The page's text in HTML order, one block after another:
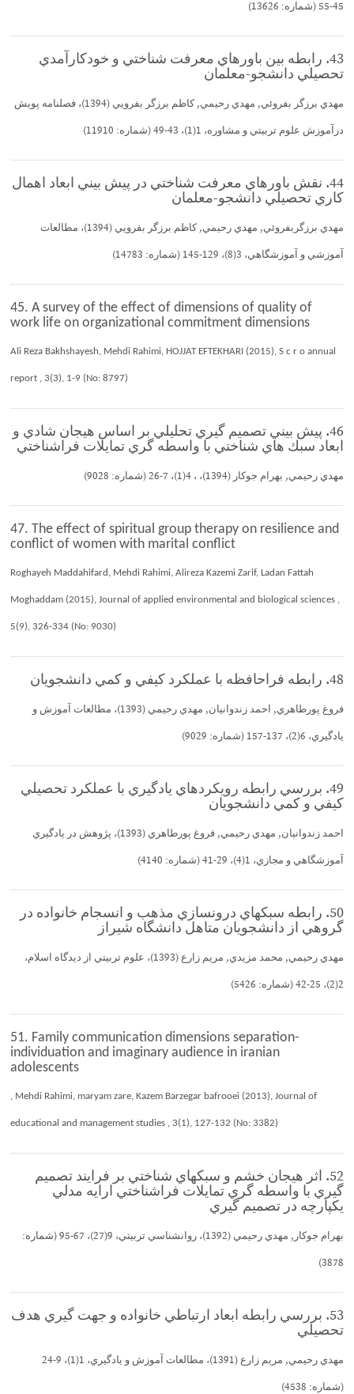
45-55 (شماره: 13626)
43. رابطه بين باورهاي معرفت شناختي و خودكارآمدي
تحصيلي دانشجو-معلمان
مهدي برزگر بفروئي, مهدي رحيمي, كاظم برزگر بفرويي (1394)، فصلنامه پويش
درآموزش علوم تربيتي و مشاوره، 1(1)، 43-49 (شماره: 11910)
44. نقش باورهاي معرفت شناختي در پيش بيني ابعاد اهمال
كاري تحصيلي دانشجو-معلمان
مهدي برزگربفروئي, مهدي رحيمي, كاظم برزگر بفرويي (1394)، مطالعات
آموزشي و آموزشگاهي، 3(8)، 129-145 (شماره: 14783)
45. A survey of the effect of dimensions of quality of
work life on organizational commitment dimensions
Ali Reza Bakhshayesh, Mehdi Rahimi, HOJJAT EFTEKHARI (2015), S c r o annual
report , 3(3), 1-9 (No: 8797)
46. پيش بيني تصميم گيري تحليلي بر اساس هيجان شادي و
ابعاد سبك هاي شناختي با واسطه گري تمايلات فراشناختي
مهدي رحيمي, بهرام جوكار (1394)، ، 4(1)، 7-26 (شماره: 9028)
47. The effect of spiritual group therapy on resilience and
conflict of women with marital conflict
Roghayeh Maddahifard, Mehdi Rahimi, Alireza Kazemi Zarif, Ladan Fattah
Moghaddam (2015), Journal of applied environmental and biological sciences ,
5(9), 326-334 (No: 9030)
48. رابطه فراحافظه با عملكرد كيفي و كمي دانشجويان
فروغ پورطاهري, احمد زندوانيان, مهدي رحيمي (1393)، مطالعات آموزش و
يادگيري، 6(2)، 137-157 (شماره: 9029)
49. بررسي رابطه رويكردهاي يادگيري با عملكرد تحصيلي
كيفي و كمي دانشجويان
احمد زندوانيان, مهدي رحيمي, فروغ پورطاهري (1393)، پژوهش در يادگيري
آموزشگاهي و مجازي، 1(4)، 29-41 (شماره: 4140)
50. رابطه سبكهاي درونسازي مذهب و انسجام خانواده در
گروهي از دانشجويان متاهل دانشگاه شيراز
مهدي رحيمي, محمد مزيدي, مريم زارع (1393)، علوم تربيتي از ديدگاه اسلام،
2(2)، 25-42 (شماره: 5426)
51. Family communication dimensions separation-
individuation and imaginary audience in iranian
adolescents
, Mehdi Rahimi, maryam zare, Kazem Barzegar bafrooei (2013), Journal of
educational and management studies , 3(1), 127-132 (No: 3382)
52. اثر هيجان خشم و سبكهاي شناختي بر فرايند تصميم
گيري با واسطه گري تمايلات فراشناختي ارايه مدلي
يكپارچه در تصميم گيري
بهرام جوكار, مهدي رحيمي (1392)، روانشناسي تربيتي، 9(27)، 67-95 (شماره:
3878)
53. بررسي رابطه ابعاد ارتباطي خانواده و جهت گيري هدف
تحصيلي
مهدي رحيمي, مريم زارع (1391)، مطالعات آموزش و يادگيري، 1(1)، 9-24
(شماره: 4538)